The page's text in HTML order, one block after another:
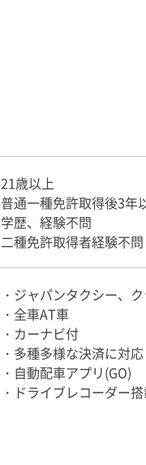
21歳以上
普通一種免許取得後3年
学歴、経験不問
二種免許取得者経験不問
・ジャパンタクシー、
・全車AT車
・カーナビ付
・多種多様な決済に対
・自動配車アプリ(GO)
・ドライブレコーダー